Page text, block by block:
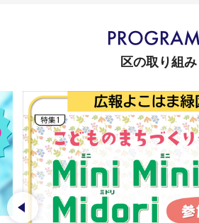
区の取り組み
前のスライドを表示